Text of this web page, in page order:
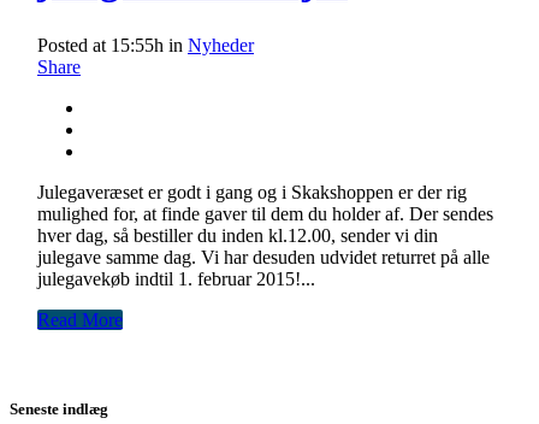
Posted at 15:55h in Nyheder
Share
Julegaveræset er godt i gang og i Skakshoppen er der rig
mulighed for, at finde gaver til dem du holder af. Der sendes
hver dag, så bestiller du inden kl.12.00, sender vi din
julegave samme dag. Vi har desuden udvidet returret på alle
julegavekøb indtil 1. februar 2015!...
Read More
Seneste indlæg